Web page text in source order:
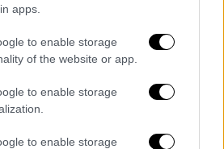
apps.
to enable storage
of the website or app.
to enable storage
to enable storage
καταχώρηση